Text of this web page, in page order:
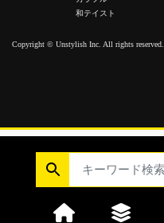
和テイスト
Copyright © Unstylish Inc. All rights reserved.